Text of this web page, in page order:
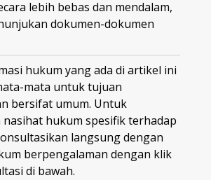
lebih bebas dan mendalam,
dokumen-dokumen
hukum yang ada di artikel ini
mata untuk tujuan
bersifat umum. Untuk
nasihat hukum spesifik terhadap
langsung dengan
berpengalaman dengan klik
di bawah.